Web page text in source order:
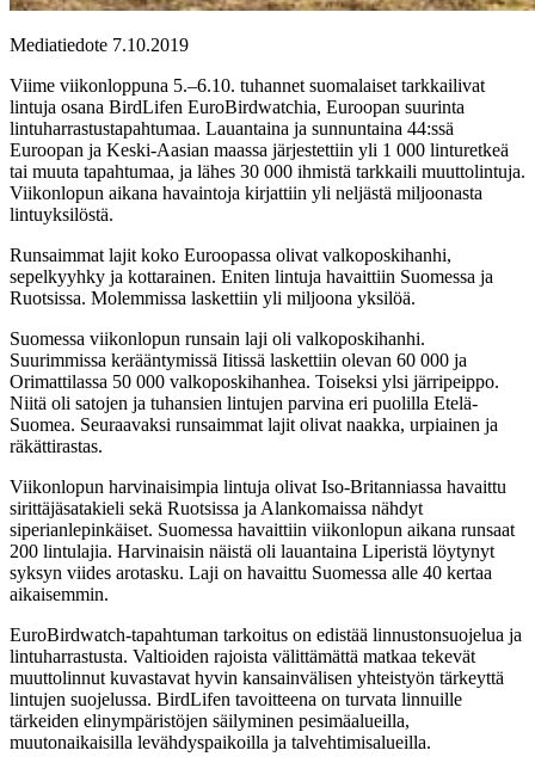
Mediatiedote 7.10.2019
Viime viikonloppuna 5.–6.10. tuhannet suomalaiset tarkkailivat
lintuja osana BirdLifen EuroBirdwatchia, Euroopan suurinta
lintuharrastustapahtumaa. Lauantaina ja sunnuntaina 44:ssä
Euroopan ja Keski-Aasian maassa järjestettiin yli 1 000 linturetkeä
tai muuta tapahtumaa, ja lähes 30 000 ihmistä tarkkaili muuttolintuja.
Viikonlopun aikana havaintoja kirjattiin yli neljästä miljoonasta
lintuyksilöstä.
Runsaimmat lajit koko Euroopassa olivat valkoposkihanhi,
sepelkyyhky ja kottarainen. Eniten lintuja havaittiin Suomessa ja
Ruotsissa. Molemmissa laskettiin yli miljoona yksilöä.
Suomessa viikonlopun runsain laji oli valkoposkihanhi.
Suurimmissa kerääntymissä Iitissä laskettiin olevan 60 000 ja
Orimattilassa 50 000 valkoposkihanhea. Toiseksi ylsi järripeippo.
Niitä oli satojen ja tuhansien lintujen parvina eri puolilla Etelä-
Suomea. Seuraavaksi runsaimmat lajit olivat naakka, urpiainen ja
räkättirastas.
Viikonlopun harvinaisimpia lintuja olivat Iso-Britanniassa havaittu
sirittäjäsatakieli sekä Ruotsissa ja Alankomaissa nähdyt
siperianlepinkäiset. Suomessa havaittiin viikonlopun aikana runsaat
200 lintulajia. Harvinaisin näistä oli lauantaina Liperistä löytynyt
syksyn viides arotasku. Laji on havaittu Suomessa alle 40 kertaa
aikaisemmin.
EuroBirdwatch-tapahtuman tarkoitus on edistää linnustonsuojelua ja
lintuharrastusta. Valtioiden rajoista välittämättä matkaa tekevät
muuttolinnut kuvastavat hyvin kansainvälisen yhteistyön tärkeyttä
lintujen suojelussa. BirdLifen tavoitteena on turvata linnuille
tärkeiden elinympäristöjen säilyminen pesimäalueilla,
muutonaikaisilla levähdyspaikoilla ja talvehtimisalueilla.